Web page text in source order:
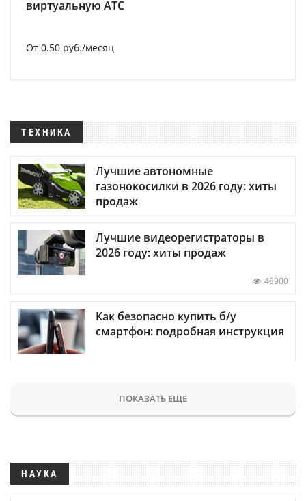
виртуальную АТС
От 0.50 руб./месяц
ТЕХНИКА
Лучшие автономные
газонокосилки в 2026 году: хиты
продаж
Лучшие видеорегистраторы в
2026 году: хиты продаж
48900
Как безопасно купить б/у
смартфон: подробная инструкция
ПОКАЗАТЬ ЕЩЕ
НАУКА